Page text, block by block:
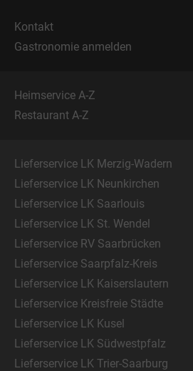
Kontakt
Gastronomie anmelden
Heimservice A-Z
Restaurant A-Z
Lieferservice LK Merzig-Wadern
Lieferservice LK Neunkirchen
Lieferservice LK Saarlouis
Lieferservice LK St. Wendel
Lieferservice RV Saarbrücken
Lieferservice Saarpfalz-Kreis
Lieferservice LK Kaiserslautern
Lieferservice Kreisfreie Städte
Lieferservice LK Kusel
Lieferservice LK Südwestpfalz
Lieferservice LK Trier-Saarburg